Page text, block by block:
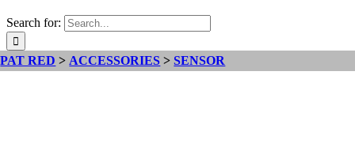
Search for:
PAT RED > ACCESSORIES >SENSOR